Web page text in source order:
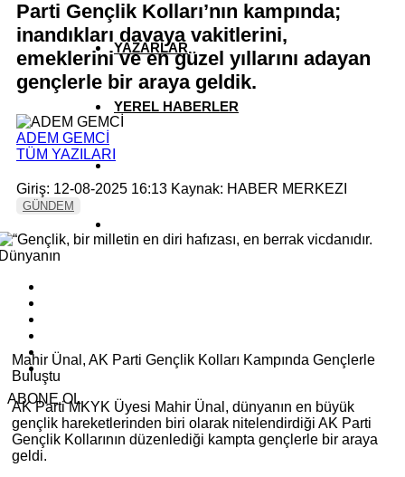
YAZARLAR
YEREL HABERLER
Parti Gençlik Kolları’nın kampında;
inandıkları davaya vakitlerini,
emeklerini ve en güzel yıllarını adayan
gençlerle bir araya geldik.
ADEM GEMCİ
TÜM YAZILARI
Giriş: 12-08-2025 16:13 Kaynak: HABER MERKEZI
GÜNDEM
ABONE OL
Mahir Ünal, AK Parti Gençlik Kolları Kampında Gençlerle
Buluştu
AK Parti MKYK Üyesi Mahir Ünal, dünyanın en büyük
gençlik hareketlerinden biri olarak nitelendirdiği AK Parti
Gençlik Kollarının düzenlediği kampta gençlerle bir araya
geldi.